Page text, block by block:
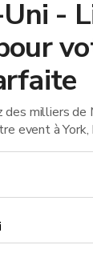
-
des milliers de
event à York,